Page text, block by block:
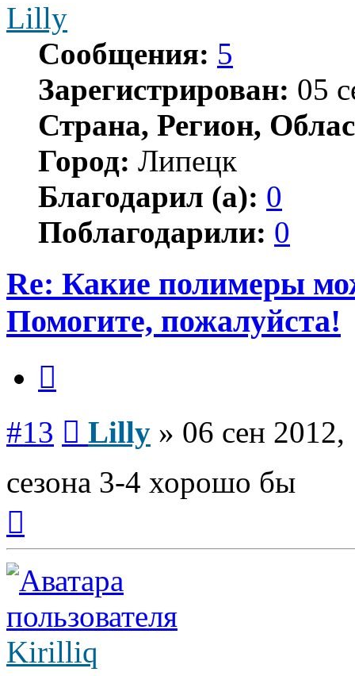
Lilly
Сообщения: 5
Зарегистрирован: 05
Страна, Регион,
Город: Липецк
Благодарил (а): 0
Поблагодарили: 0
Re: Какие полимеры
Помогите, пожалуйста!
#13 Lilly » 06 сен 2012,
сезона 3-4 хорошо бы
началу
Kirilliq